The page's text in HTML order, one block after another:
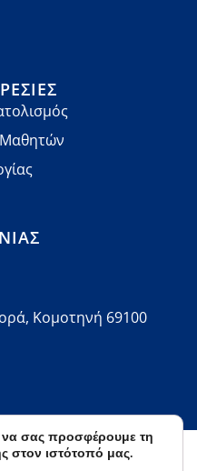
Κομοτηνή 69100
Απορρήτου
να σας προσφέρουμε τη
στον ιστότοπό μας.